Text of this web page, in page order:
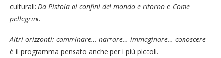
culturali: Da Pistoia ai confini del mondo e ritorno e Come
pellegrini.
Altri orizzonti: camminare… narrare… immaginare… conoscere
è il programma pensato anche per i più piccoli.